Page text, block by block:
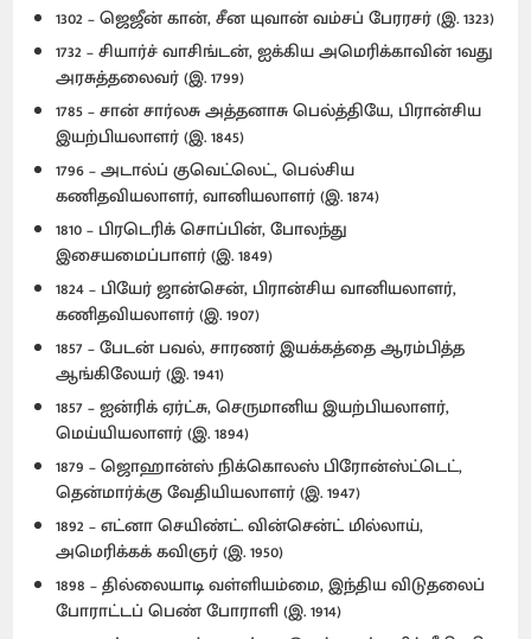
1302 – ஜெஜீன் கான், சீன யுவான் வம்சப் பேரரசர் (இ. 1323)
1732 – சியார்ச் வாசிங்டன், ஐக்கிய அமெரிக்காவின் 1வது
அரசுத்தலைவர் (இ. 1799)
1785 – சான் சார்லசு அத்தனாசு பெல்த்தியே, பிரான்சிய
இயற்பியலாளர் (இ. 1845)
1796 – அடால்ப் குவெட்லெட், பெல்சிய
கணிதவியலாளர், வானியலாளர் (இ. 1874)
1810 – பிரடெரிக் சொப்பின், போலந்து
இசையமைப்பாளர் (இ. 1849)
1824 – பியேர் ஜான்சென், பிரான்சிய வானியலாளர்,
கணிதவியலாளர் (இ. 1907)
1857 – பேடன் பவல், சாரணர் இயக்கத்தை ஆரம்பித்த
ஆங்கிலேயர் (இ. 1941)
1857 – ஐன்ரிக் ஏர்ட்சு, செருமானிய இயற்பியலாளர்,
மெய்யியலாளர் (இ. 1894)
1879 – ஜொஹான்ஸ் நிக்கொலஸ் பிரோன்ஸ்ட்டெட்,
தென்மார்க்கு வேதியியலாளர் (இ. 1947)
1892 – எட்னா செயிண்ட். வின்சென்ட் மில்லாய்,
அமெரிக்கக் கவிஞர் (இ. 1950)
1898 – தில்லையாடி வள்ளியம்மை, இந்திய விடுதலைப்
போராட்டப் பெண் போராளி (இ. 1914)